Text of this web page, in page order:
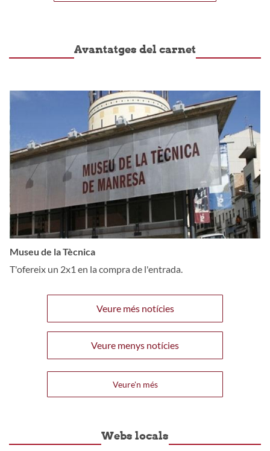
Avantatges del carnet
Museu de la Tècnica
T'ofereix un 2x1 en la compra de l'entrada.
Veure més notícies
Veure menys notícies
Veure'n més
Webs locals